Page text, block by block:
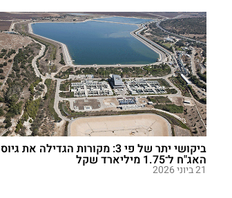
ביקושי יתר של פי 3: מקורות הגדילה את גיוס
האג"ח ל־1.75 מיליארד שקל
21 ביוני 2026